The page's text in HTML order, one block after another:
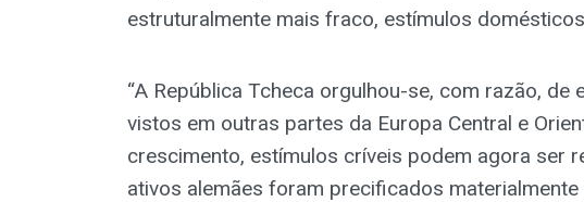
estruturalmente mais fraco, estímulos
“A República Tcheca orgulhou-se, com razão,
vistos em outras partes da Europa Central e
crescimento, estímulos críveis podem agora ser
ativos alemães foram precificados